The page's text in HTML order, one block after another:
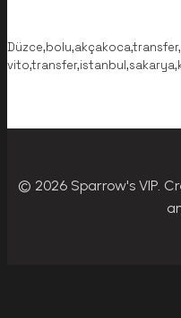
© 2026 Sparrow's VIP.